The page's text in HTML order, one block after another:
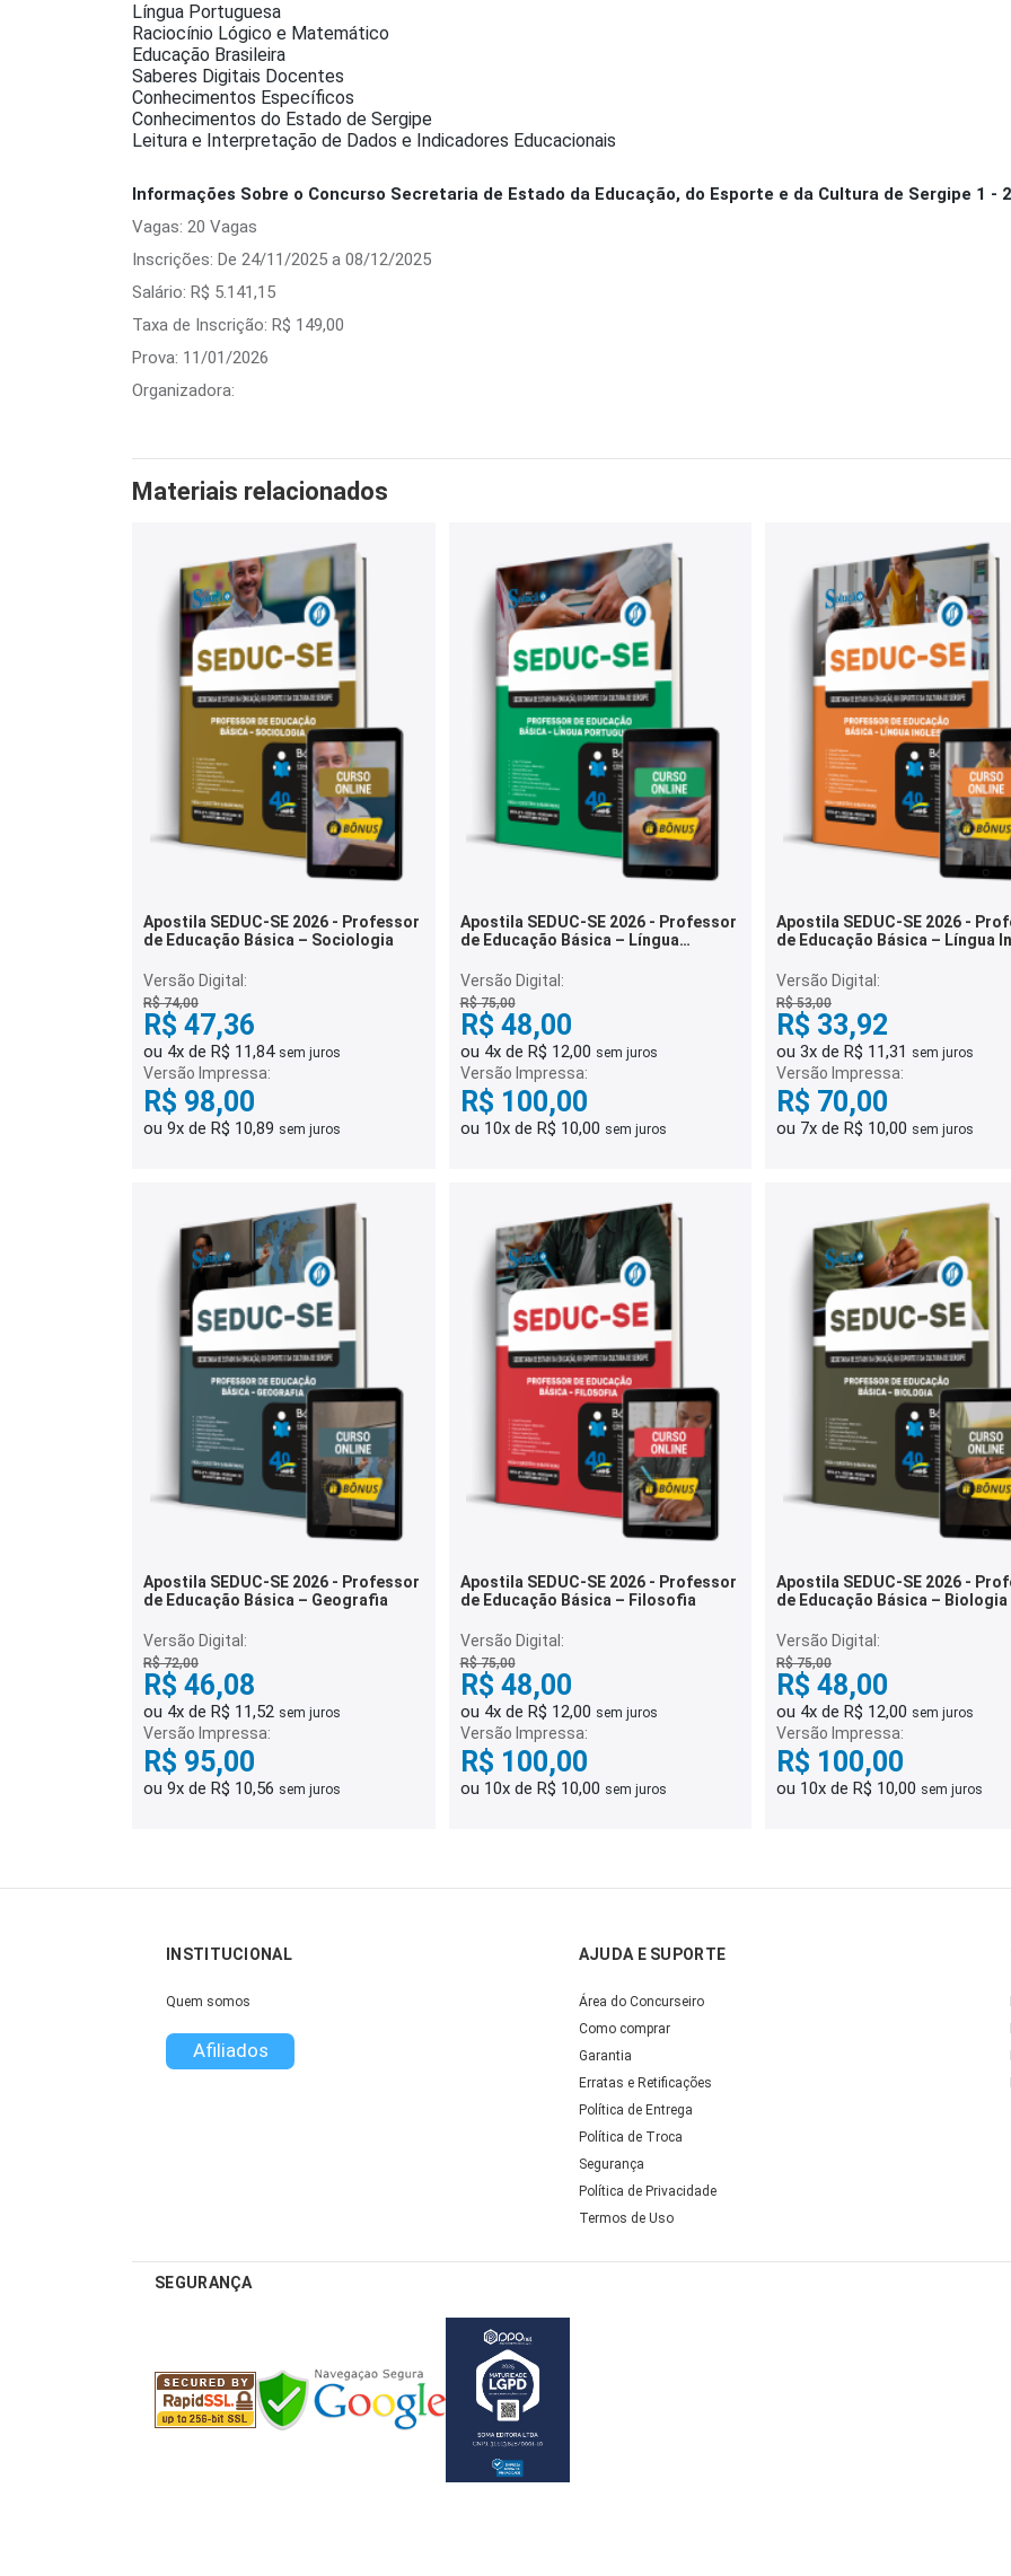
Língua Portuguesa
Raciocínio Lógico e Matemático
Educação Brasileira
Saberes Digitais Docentes
Conhecimentos Específicos
Conhecimentos do Estado de Sergipe
Leitura e Interpretação de Dados e Indicadores Educacionais
Informações Sobre o Concurso Secretaria de Estado da Educação, do Esporte e da Cultura de Sergipe 1 -
Vagas: 20 Vagas
Inscrições: De 24/11/2025 a 08/12/2025
Salário: R$ 5.141,15
Taxa de Inscrição: R$ 149,00
Prova: 11/01/2026
Organizadora:
Materiais relacionados
Apostila SEDUC-SE 2026 - Professor
de Educação Básica – Sociologia
Versão Digital:
R$ 74,00
R$ 47,36
ou 4x de R$ 11,84 sem juros
Versão Impressa:
R$ 98,00
ou 9x de R$ 10,89 sem juros
Apostila SEDUC-SE 2026 - Professor
de Educação Básica – Língua
Versão Digital:
R$ 75,00
R$ 48,00
ou 4x de R$ 12,00 sem juros
Versão Impressa:
R$ 100,00
ou 10x de R$ 10,00 sem juros
Apostila SEDUC-SE 2026 -
de Educação Básica – Língua
Versão Digital:
R$ 53,00
R$ 33,92
ou 3x de R$ 11,31 sem juros
Versão Impressa:
R$ 70,00
ou 7x de R$ 10,00 sem juros
Apostila SEDUC-SE 2026 - Professor
de Educação Básica – Geografia
Versão Digital:
R$ 72,00
R$ 46,08
ou 4x de R$ 11,52 sem juros
Versão Impressa:
R$ 95,00
ou 9x de R$ 10,56 sem juros
Apostila SEDUC-SE 2026 - Professor
de Educação Básica – Filosofia
Versão Digital:
R$ 75,00
R$ 48,00
ou 4x de R$ 12,00 sem juros
Versão Impressa:
R$ 100,00
ou 10x de R$ 10,00 sem juros
Apostila SEDUC-SE 2026 -
de Educação Básica – Biologia
Versão Digital:
R$ 75,00
R$ 48,00
ou 4x de R$ 12,00 sem juros
Versão Impressa:
R$ 100,00
ou 10x de R$ 10,00 sem juros
INSTITUCIONAL
Quem somos
Afiliados
AJUDA E SUPORTE
Área do Concurseiro
Como comprar
Garantia
Erratas e Retificações
Política de Entrega
Política de Troca
Segurança
Política de Privacidade
Termos de Uso
SEGURANÇA